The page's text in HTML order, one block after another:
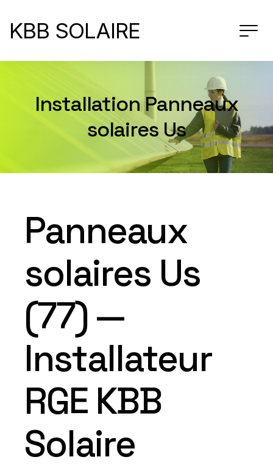
KBB SOLAIRE
Installation Panneaux
solaires Us
Panneaux
solaires Us
(77) —
Installateur
RGE KBB
Solaire